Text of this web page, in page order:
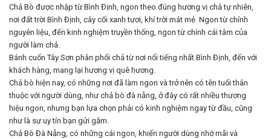
Chả Bò được nhập từ Bình Định, ngon theo đúng hương vị chả tự nhiên,
nơi đất trời Bình Định, cây cối xanh tươi, khí trời mát mẻ. Ngon từ chính
nguyên liệu, đến kinh nghiệm truyền thống, ngon từ chính cái tâm của
người làm chả.
Bánh cuốn Tây Sơn phân phối chả từ nơi nổi tiếng nhất Bình Định, đến với
khách hàng, mang lại hương vị quê hương.
Chả bò hiện nay, có những nơi đã làm ngon và trở nên có tên tuổi thân
thuộc với người dùng, như chả bò đà nẵng, ở đây có rất nhiều thương
hiệu ngon, nhưng bạn lựa chọn phải có kinh nghiệm ngay từ đầu, cũng
như là sự uy tín bạn gửi gắm.
Chả Bò Đà Nẵng, có những cái ngon, khiến người dùng nhớ mãi và